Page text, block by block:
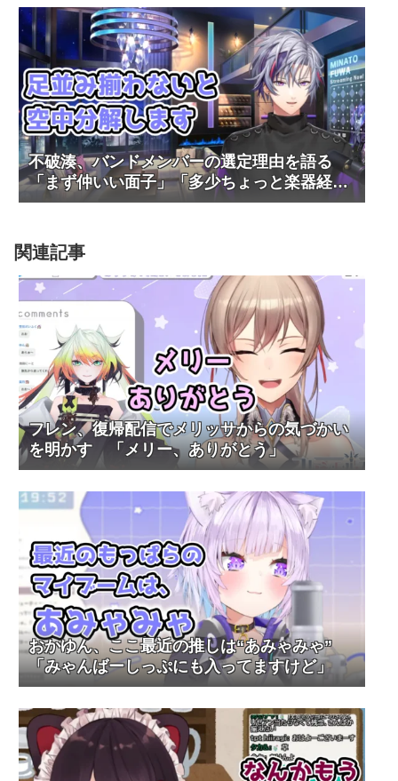
不破湊、バンドメンバーの選定理由を語る
「まず仲いい面子」「多少ちょっと楽器経験
者」
関連記事
フレン、復帰配信でメリッサからの気づかい
を明かす 「メリー、ありがとう」
おかゆん、ここ最近の推しは“あみゃみゃ”
「みゃんばーしっぷにも入ってますけど」